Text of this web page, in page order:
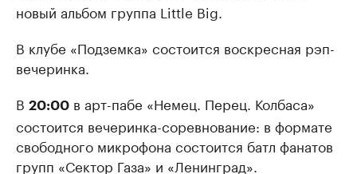
новый альбом группа Little Big.
В клубе «Подземка» состоится воскресная рэп-
вечеринка.
В 20:00 в арт-пабе «Немец. Перец. Колбаса»
состоится вечеринка-соревнование: в формате
свободного микрофона состоится батл фанатов
групп «Сектор Газа» и «Ленинград».